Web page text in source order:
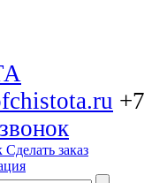
+7
Сделать заказ